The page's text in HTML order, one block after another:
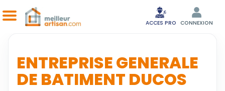
ACCES PRO CONNEXION
ENTREPRISE GENERALE
DE BATIMENT DUCOS